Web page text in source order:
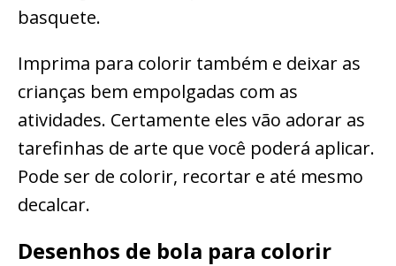
basquete.
Imprima para colorir também e deixar as
crianças bem empolgadas com as
atividades. Certamente eles vão adorar as
tarefinhas de arte que você poderá aplicar.
Pode ser de colorir, recortar e até mesmo
decalcar.
Desenhos de bola para colorir